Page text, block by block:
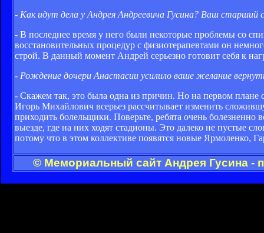
- Как идут дела у Андрея Андреевича Гусина? Ваш
- В последнее время у него были некоторые проблемы со
восстановительных процедур с физиотерапевтами он
строй. В данный момент Андрей серьезно готовит себя к
- Рождение дочери Анастасии усилило ваше желание
- Скажем так, это была одна из причин. Но на первом плане
Игорь Михайлович всерьез рассчитывает изменить
приходить болельщики. Поверьте, ребята очень
выезде, где на них ходят стадионы. Это далеко не пустые
потому что в этом коллективе появятся новые Ярмоленко,
© Мемориальный сайт Андрея Гусина -